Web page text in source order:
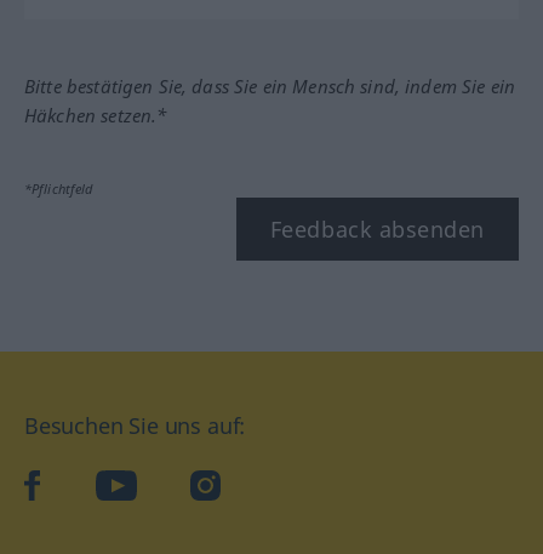
Bitte bestätigen Sie, dass Sie ein Mensch sind, indem Sie ein
Häkchen setzen.*
*Pflichtfeld
Feedback absenden
Besuchen Sie uns auf:
facebookYouTube Instagram